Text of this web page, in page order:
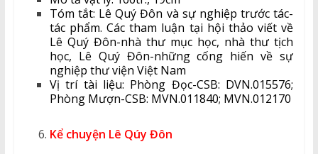
Tóm tắt: Lê Quý Đôn và sự nghiệp trước tác-
tác phẩm. Các tham luận tại hội thảo viết về
Lê Quý Đôn-nhà thư mục học, nhà thư tịch
học, Lê Quý Đôn-những cống hiến về sự
nghiệp thư viện Việt Nam
Vị trí tài liệu: Phòng Đọc-CSB: DVN.015576;
Phòng Mượn-CSB: MVN.011840; MVN.012170
Kể chuyện Lê Qúy Đôn